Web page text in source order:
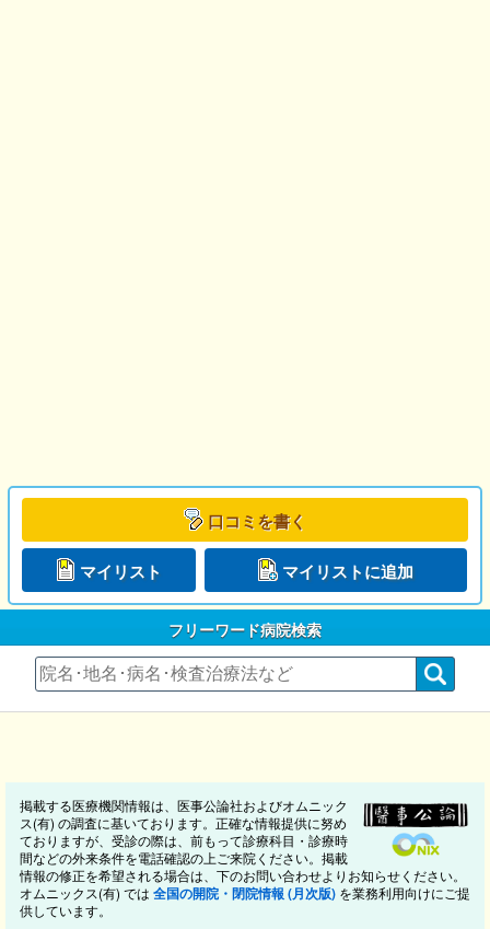
口コミを書く
マイリスト マイリストに追加
フリーワード病院検索
掲載する医療機関情報は、医事公論社およびオムニック
ス(有) の調査に基いております。正確な情報提供に努め
ておりますが、受診の際は、前もって診療科目・診療時
間などの外来条件を電話確認の上ご来院ください。掲載
情報の修正を希望される場合は、下のお問い合わせよりお知らせください。
オムニックス(有) では 全国の開院・閉院情報 (月次版) を業務利用向けにご提
供しています。